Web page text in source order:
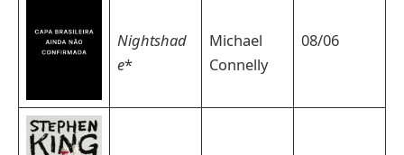
Nightshad
e*
Michael
Connelly
08/06